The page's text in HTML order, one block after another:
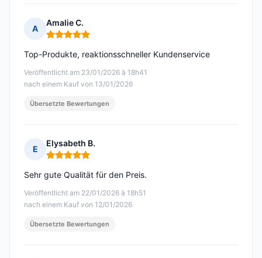
A
Amalie C.
Hinweis: 5 von 5
Veröffentlicht am 23/01/2026 à 18h41
nach einem Kauf von 13/01/2026
Top-Produkte, reaktionsschneller Kundenservice
Übersetzte Bewertungen
E
Elysabeth B.
Hinweis: 5 von 5
Veröffentlicht am 22/01/2026 à 18h51
nach einem Kauf von 12/01/2026
Sehr gute Qualität für den Preis.
Übersetzte Bewertungen